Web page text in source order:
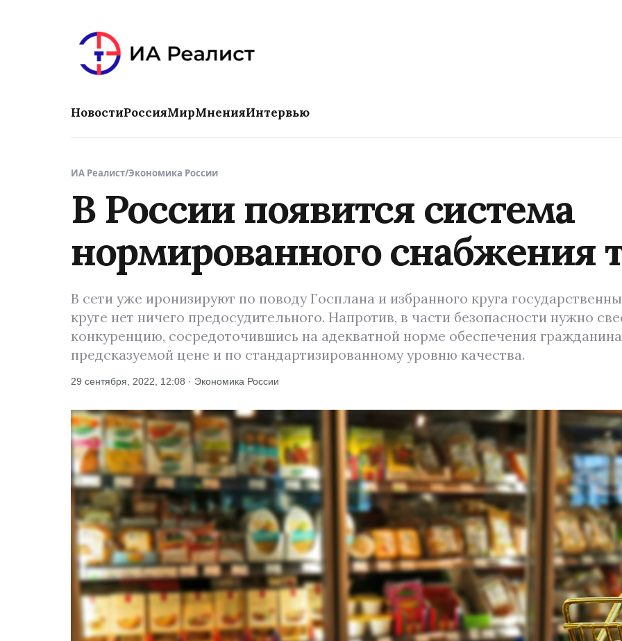
НовостиРоссияМирМненияИнтервью
ИА Реалист/Экономика России
В России появится система
нормированного снабжения
В сети уже иронизируют по поводу Госплана и избранного круга
круге нет ничего предосудительного. Напротив, в части безопасности нужно
конкуренцию, сосредоточившись на адекватной норме обеспечения
предсказуемой цене и по стандартизированному уровню качества.
29 сентября, 2022, 12:08 · Экономика России